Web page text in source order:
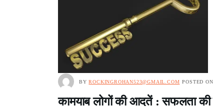
BYROCKINGROHAN523@GMAIL.COM POSTED ON
कामयाब लोगों की आदतें : सफलता की